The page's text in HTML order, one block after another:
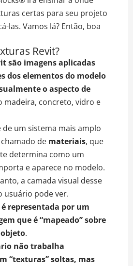
certas para seu projeto
las. Vamos lá? Então, boa
Revit?
são imagens aplicadas
dos elementos do modelo
o aspecto de
madeira, concreto, vidro e
de um sistema mais amplo
chamado de materiais, que
determina como um
e aparece no modelo.
a camada visual desse
usuário pode ver.
representada por um
que é “mapeado” sobre
.
não trabalha
“texturas” soltas, mas